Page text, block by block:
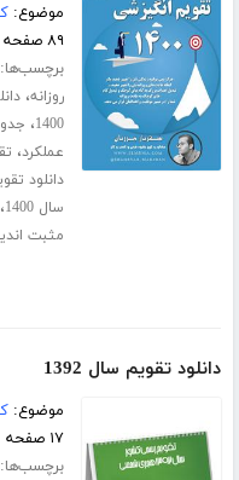
موضوع:
۸۹ صفحه
برچسب‌ها:
روزانه،
1400،
عملکرد،
دانلود
سال 1400
مثبت
دانلود تقویم سال 1392
موضوع:
۱۷ صفحه
برچسب‌ها: